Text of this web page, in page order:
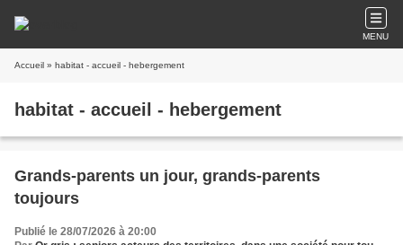
MENU
Accueil » habitat - accueil - hebergement
habitat - accueil - hebergement
Grands-parents un jour, grands-parents
toujours
Publié le 28/07/2026 à 20:00